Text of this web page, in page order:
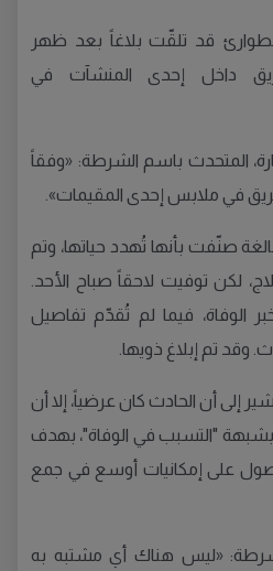
قد تلقّت بلاغاً بعد ظهر
داخل إحدى المنشآت في
المتحدث باسم الشرطة: «وفقاً
في ملابس إحدى المقيمات».
صنّفت بأنها تُهدد حياتها، وتم
لكن توفيت لاحقاً صباح الأحد.
الوفاة، فيما لم تُقدّم تفاصيل
وقد تم إبلاغ ذويها.
إلى أن الحادث كان عرضياً، إلا أن
بشبهة "التسبب في الوفاة"، بهدف
على إمكانيات أوسع في جمع
«ليس هناك أي مشتبه به